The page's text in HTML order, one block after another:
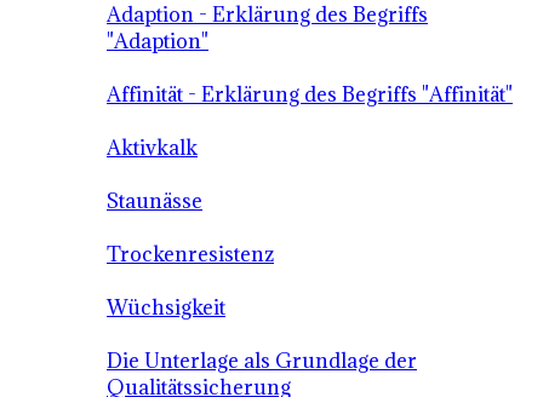
Adaption - Erklärung des Begriffs
"Adaption"
Affinität - Erklärung des Begriffs "Affinität"
Aktivkalk
Staunässe
Trockenresistenz
Wüchsigkeit
Die Unterlage als Grundlage der
Qualitätssicherung